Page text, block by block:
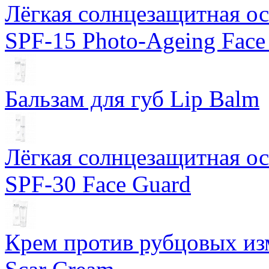
Лёгкая солнцезащитная
SPF-15 Photo-Ageing
Бальзам для губ Lip Balm
Лёгкая солнцезащитная
SPF-30 Face Guard
Крем против рубцовых